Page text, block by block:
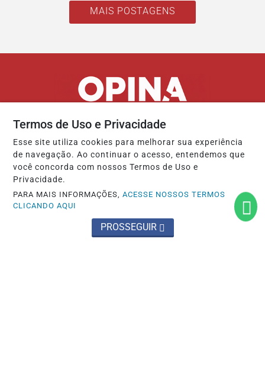
MAIS POSTAGENS
INÍCIO
TERMOS DE USO E PRIVACIDADE CONTATO
Termos de Uso e Privacidade
Esse site utiliza cookies para melhorar sua experiência
de navegação. Ao continuar o acesso, entendemos que
você concorda com nossos Termos de Uso e
Privacidade.
PARA MAIS INFORMAÇÕES,ACESSE NOSSOS TERMOS
CLICANDO AQUI
PROSSEGUIR